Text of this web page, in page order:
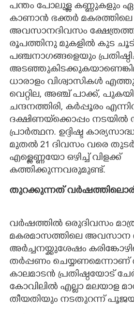
പന്തം പോലുള്ള കണ്ണുകളും
കാണാൻ ഭക്തർ മകരത്തിലെ
അവസാനദിവസം
രൂപത്തിനു മുകളിൽ കുട
പഞ്ചനാഗങ്ങളെയും
ധാരാളം വിശ്വാസികൾ
വെറ്റില, അഞ്ച് പാക്ക്,
ചന്ദനത്തിരി, കർപ്പൂരം
ദക്ഷിണയ്‌ക്കൊപ്പം നടയിൽ
പ്രാർത്ഥന. ഉദ്ദിഷ്ട
മുതൽ 21 ദിവസം വരെ
എള്ളെണ്ണയോ ഒഴിച്ച് വിളക്ക്
കത്തിക്കുന്നവരുമുണ്ട്.
തുറക്കുന്നത്
വർഷത്തിൽ ഒരുദിവസം
മകരമാസത്തിലെ അവസാന
അർച്ചനയ്ക്കുശേഷം
തർപ്പണം ചെയ്യണമെന്നാണ്
കാലമാടൻ പ്രതിഷ്ഠയോട്
കോവിലിൽ എല്ലാ മലയാള
തീയതിയും നടതുറന്ന്